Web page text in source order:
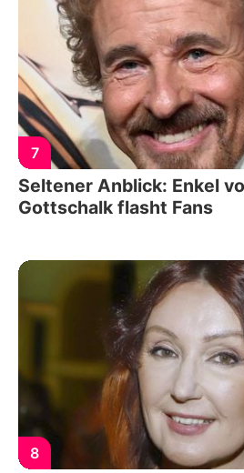
7
Seltener Anblick: Enkel
Gottschalk flasht Fans
8